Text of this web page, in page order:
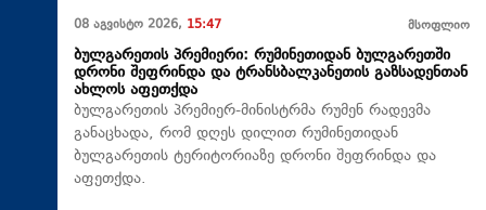
08 აგვისტო 2026, 15:47 მსოფლიო
ბულგარეთის პრემიერი: რუმინეთიდან ბულგარეთში
დრონი შეფრინდა და ტრანსბალკანეთის გაზსადენთან
ახლოს აფეთქდა
ბულგარეთის პრემიერ-მინისტრმა რუმენ რადევმა
განაცხადა, რომ დღეს დილით რუმინეთიდან
ბულგარეთის ტერიტორიაზე დრონი შეფრინდა და
აფეთქდა.